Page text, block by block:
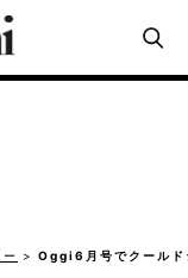
Oggi6月号でクール